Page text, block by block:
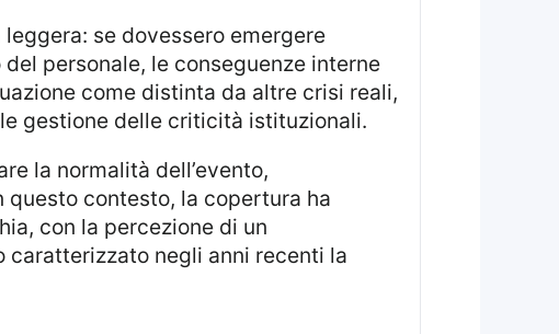
personale, le conseguenze interne
come distinta da altre crisi reali,
gestione delle criticità istituzionali.
contesto, la copertura ha
con la percezione di un
negli anni recenti la